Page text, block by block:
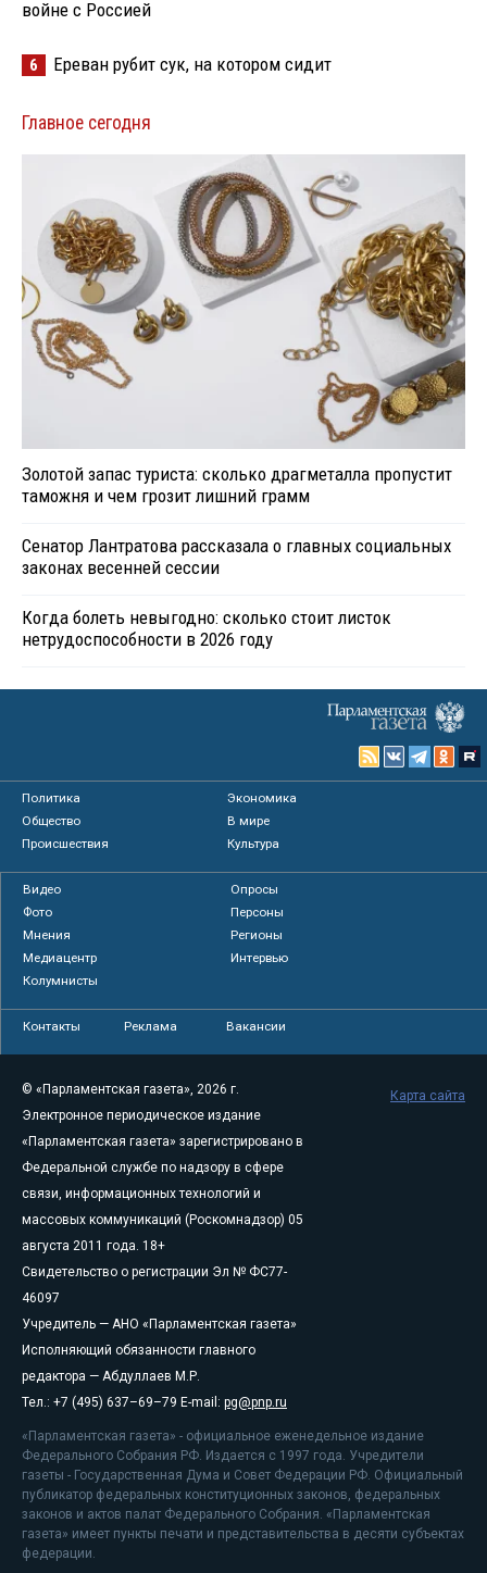
войне с Россией
6 Ереван рубит сук, на котором сидит
Главное сегодня
Золотой запас туриста: сколько драгметалла пропустит
таможня и чем грозит лишний грамм
Сенатор Лантратова рассказала о главных социальных
законах весенней сессии
Когда болеть невыгодно: сколько стоит листок
нетрудоспособности в 2026 году
Политика
Экономика
Общество
В мире
Происшествия
Культура
Видео
Опросы
Фото
Персоны
Мнения
Регионы
Медиацентр
Интервью
Колумнисты
Контакты Реклама Вакансии
© «Парламентская газета», 2026 г.
Электронное периодическое издание
«Парламентская газета» зарегистрировано в
Федеральной службе по надзору в сфере
связи, информационных технологий и
массовых коммуникаций (Роскомнадзор) 05
августа 2011 года. 18+
Свидетельство о регистрации Эл № ФС77-
46097
Учредитель — АНО «Парламентская газета»
Исполняющий обязанности главного
редактора — Абдуллаев М.Р.
Тел.: +7 (495) 637–69–79 E-mail: pg@pnp.ru
«Парламентская газета» - официальное еженедельное издание
Федерального Собрания РФ. Издается с 1997 года. Учредители
газеты - Государственная Дума и Совет Федерации РФ. Официальный
публикатор федеральных конституционных законов, федеральных
законов и актов палат Федерального Собрания. «Парламентская
газета» имеет пункты печати и представительства в десяти субъектах
федерации.
Карта сайта